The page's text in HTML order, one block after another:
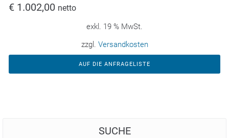
€ 1.002,00 netto
exkl. 19 % MwSt.
zzgl. Versandkosten
AUF DIE ANFRAGELISTE
SUCHE